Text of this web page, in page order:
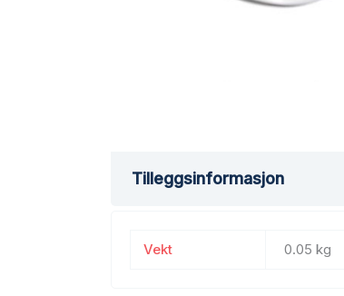
Tilleggsinformasjon
Vekt 0.05 kg